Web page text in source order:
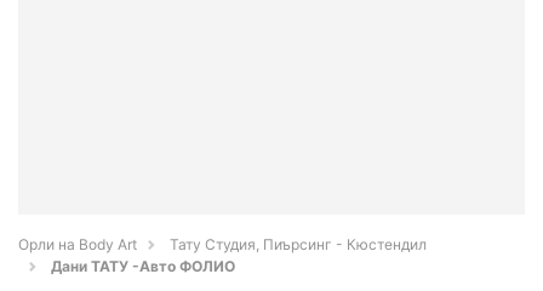
Орли на Body Art
Тату Студия, Пиърсинг - Кюстендил
Дани ТАТУ -Авто ФОЛИО